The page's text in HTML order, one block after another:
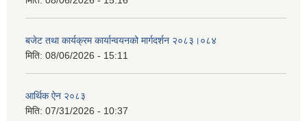
बजेट तथा कार्यक्रम कार्यान्वयनको मार्गदर्शन २०८३।०८४
मिति: 08/06/2026 - 15:11
आर्थिक ऐन २०८३
मिति: 07/31/2026 - 10:37